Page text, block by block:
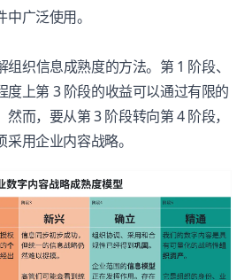
广泛使用。
织信息成熟度的方法。第 1 阶段、
度上第 3 阶段的收益可以通过有限的
而，要从第 3 阶段转向第 4 阶段，
用企业内容战略。